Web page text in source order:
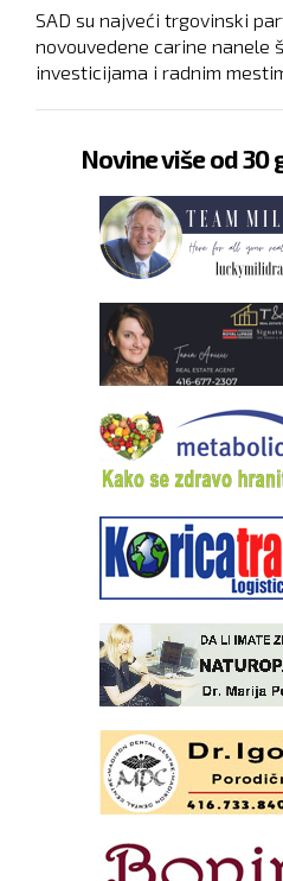
SAD su najveći trgovinski
novouvedene carine nanele
investicijama i radnim
Novine više od 30